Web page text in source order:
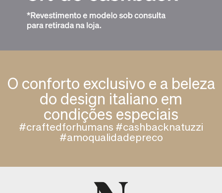
O conforto exclusivo e a beleza
do design italiano em
condições especiais
#craftedforhumans #cashbacknatuzzi
#amoqualidadepreco